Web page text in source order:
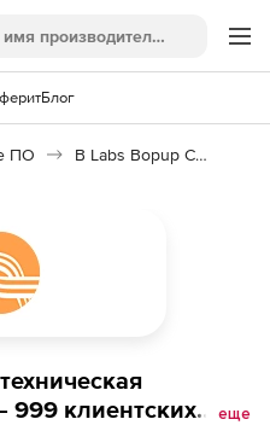
Блог
ПО B Labs Bopup Communication Server
клиентских
еще